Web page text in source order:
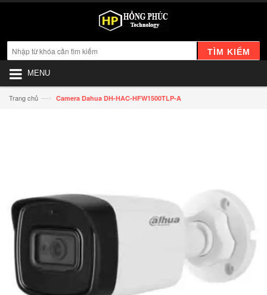
TÌM KIẾM
MENU
Trang chủ —› Camera Dahua DH-HAC-HFW1500TLP-A